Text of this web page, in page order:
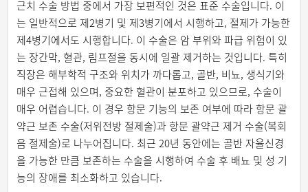
근치 수술 방법 중에서 가장 보편적인 것은 표준 수술입니다. 이
는 일반적으로 제2병기 및 제3병기에서 시행하고, 절제가 가능한
제4병기에서도 시행합니다. 이 수술은 암 부위와 파급 위험이 있
는 장간막, 혈관, 림프절을 동시에 일괄 제거하는 것입니다. 특히
직장은 해부학적 구조와 위치가 까다롭고, 골반, 비뇨, 생식기와
매우 근접해 있으며, 중요한 혈관이 분포하고 있으므로, 수술이
매우 어렵습니다. 이 경우 항문 기능의 보존 여부에 따라 항문 괄
약근 보존 수술(저위전방 절제술)과 항문 괄약근 제거 수술(복회
음 절제술)로 나누어집니다. 최근 20년 동안에는 골반 자율신경
을 가능한 만큼 보존하는 수술을 시행하여 수술 후 배뇨 및 성 기
능의 장애를 최소화하고 있습니다.